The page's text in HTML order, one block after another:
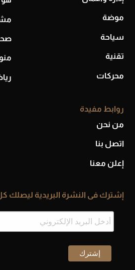
موضة
سياحة
تقنية
محركات
روابط مفيدة
من نحن
اتصل بنا
إعلن معنا
إشترك فى النشرة البريدية ليصلك